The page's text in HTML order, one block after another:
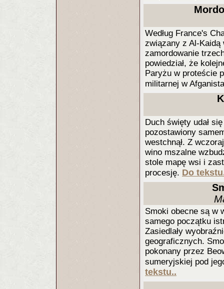
Według France's
związany z Al-Kaidą
zamordowanie
powiedział, że
Paryżu w proteście
militarnej w
Duch święty udał
pozostawiony
westchnął. Z
wino mszalne
stole mapę wsi i
procesję. Do
Smoki obecne są w
samego początku
Zasiedlały
geograficznych.
pokonany przez
sumeryjskiej pod
tekstu..